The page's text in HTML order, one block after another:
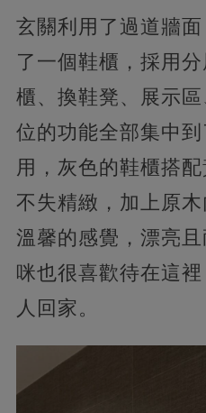
玄關利用了過道牆
了一個鞋櫃，採用
櫃、換鞋凳、展示
位的功能全部集中
用，灰色的鞋櫃搭
不失精緻，加上原
溫馨的感覺，漂亮
咪也很喜歡待在這
人回家。